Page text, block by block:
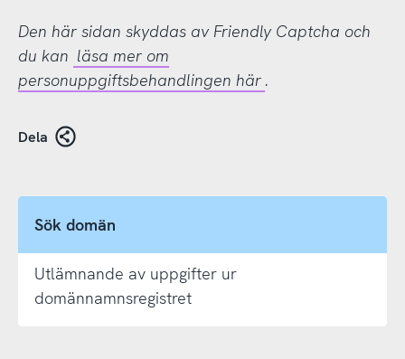
Den här sidan skyddas av Friendly Captcha och
du kan läsa mer om
personuppgiftsbehandlingen här .
Dela
Sök domän
Utlämnande av uppgifter ur
domännamnsregistret